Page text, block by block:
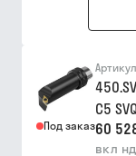
Под заказ
Артикул
C5
60
вкл